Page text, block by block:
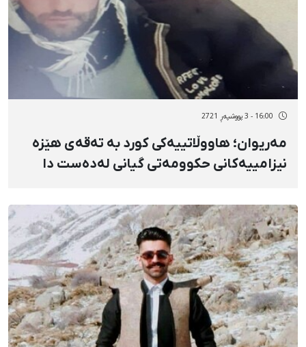
16:00 - 3 پووشپەڕ 2721
مەریوان؛ هاووڵاتییەکی کورد بە تەقەی هێزە
نیزامییەکانی حکوومەتی گیانی لەدەست دا